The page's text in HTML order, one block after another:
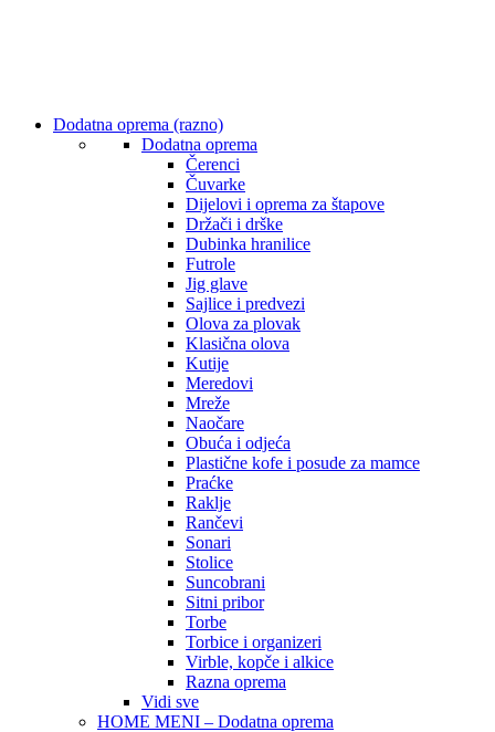
Dodatna oprema (razno)
Dodatna oprema
Čerenci
Čuvarke
Dijelovi i oprema za štapove
Držači i drške
Dubinka hranilice
Futrole
Jig glave
Sajlice i predvezi
Olova za plovak
Klasična olova
Kutije
Meredovi
Mreže
Naočare
Obuća i odjeća
Plastične kofe i posude za mamce
Praćke
Raklje
Rančevi
Sonari
Stolice
Suncobrani
Sitni pribor
Torbe
Torbice i organizeri
Virble, kopče i alkice
Razna oprema
Vidi sve
HOME MENI – Dodatna oprema